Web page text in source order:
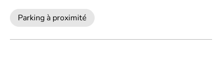
Parking à proximité